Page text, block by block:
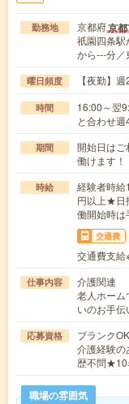
勤務地 京都府京
祇園四条駅
から---分／
曜日頻度 【夜勤】
時間
16:00～翌
と合わせ
期間
開始日は
働けます！
時給
経験者時
円以上★日
働開始時は
交通費
交通費支給
仕事内容
介護関連
老人ホーム
いのお手
応募資格
ブランク
介護経験の
歴不問
職場の雰囲気